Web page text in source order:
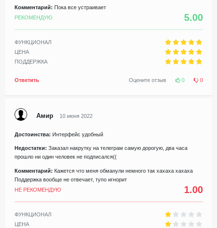
Комментарий: Пока все устраивает
РЕКОМЕНДУЮ
5.00
ФУНКЦИОНАЛ
ЦЕНА
ПОДДЕРЖКА
Ответить Оцените отзыв 0 0
Амир 10 июня 2022
Достоинства: Интерфейс удобный
Недостатки: Заказал накрутку на телеграм самую дорогую, два часа
прошло ни один человек не подписался((
Комментарий: Кажется что меня обманули немного так хахаха хахаха
Поддержка вообще не отвечает, тупо игнорит
НЕ РЕКОМЕНДУЮ
1.00
ФУНКЦИОНАЛ
ЦЕНА